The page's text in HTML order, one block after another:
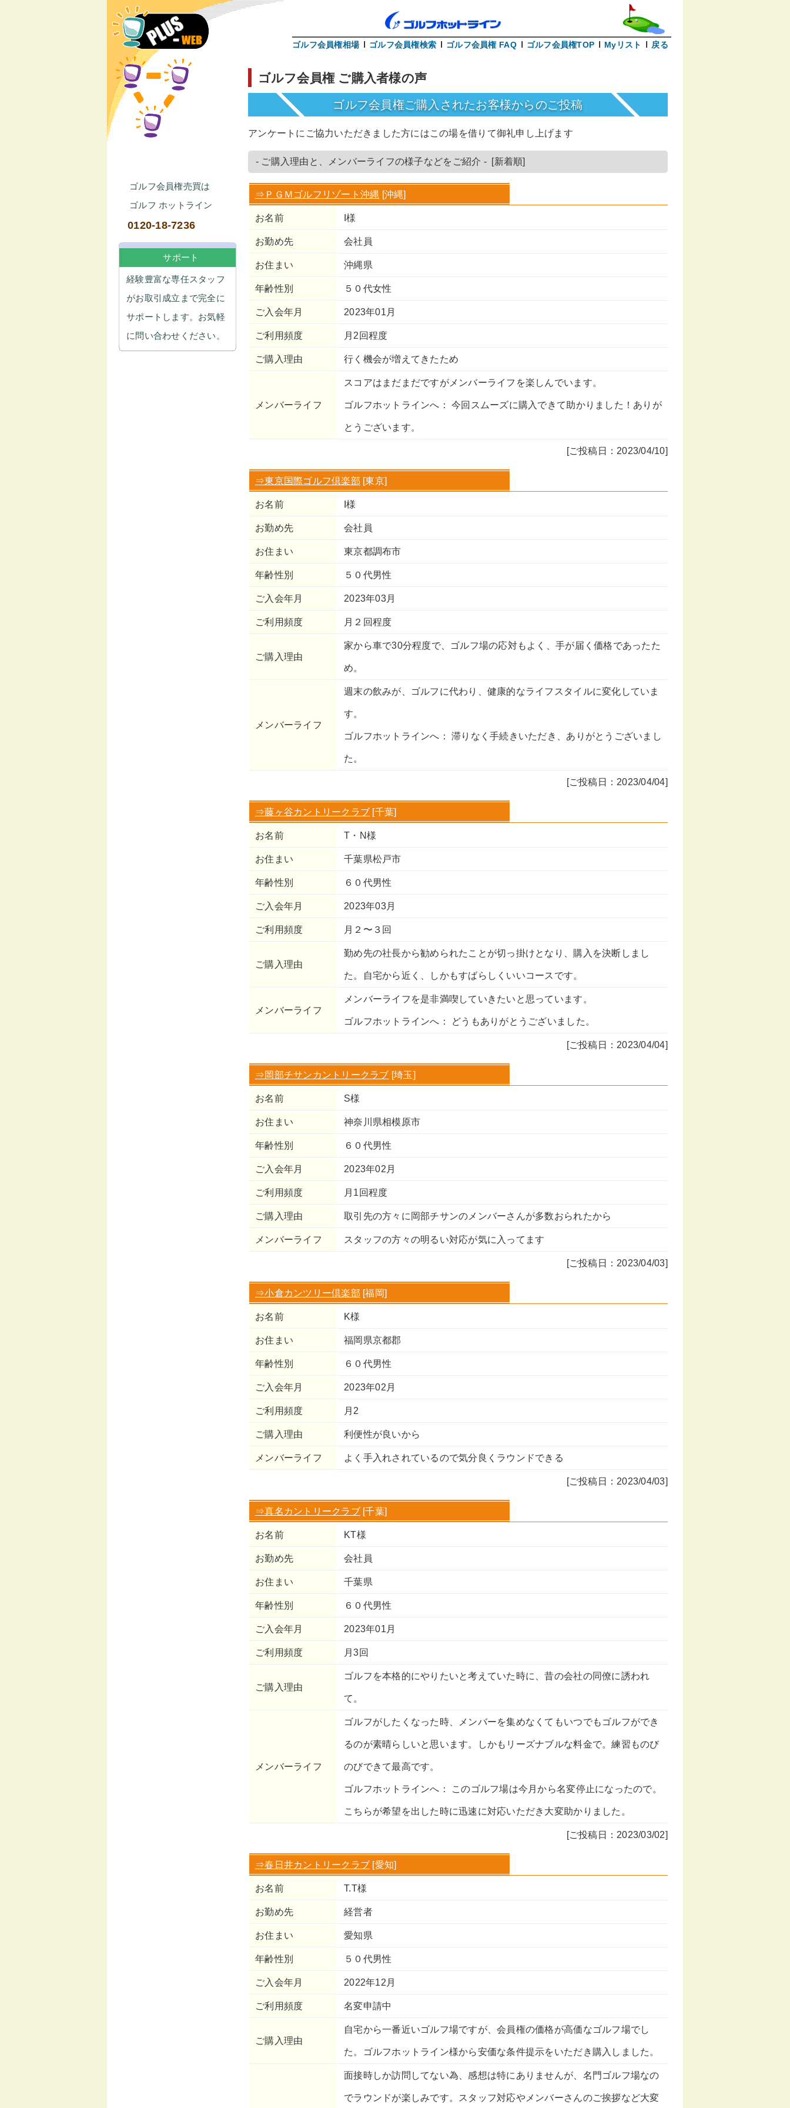
ゴルフ会員権相場 ゴルフ会員権検索 ゴルフ会員権 FAQ ゴルフ会員権TOP Myリスト 戻る
ゴルフ会員権売買は
ゴルフ ホットライン
0120-18-7236
サポート
経験豊富な専任スタッフ
がお取引成立まで完全に
サポートします。お気軽
に問い合わせください。
ゴルフ会員権 ご購入者様の声
ゴルフ会員権ご購入されたお客様からのご投稿
アンケートにご協力いただきました方にはこの場を借りて御礼申し上げます
- ご購入理由と、メンバーライフの様子などをご紹介 - [新着順]
⇒ＰＧＭゴルフリゾート沖縄 [沖縄]
お名前 I様
お勤め先 会社員
お住まい 沖縄県
年齢性別 ５０代女性
ご入会年月 2023年01月
ご利用頻度 月2回程度
ご購入理由 行く機会が増えてきたため
メンバーライフ
スコアはまだまだですがメンバーライフを楽しんでいます。
ゴルフホットラインへ： 今回スムーズに購入できて助かりました！ありが
とうございます。
[ご投稿日：2023/04/10]
⇒東京国際ゴルフ倶楽部 [東京]
お名前 I様
お勤め先 会社員
お住まい 東京都調布市
年齢性別 ５０代男性
ご入会年月 2023年03月
ご利用頻度 月２回程度
ご購入理由
家から車で30分程度で、ゴルフ場の応対もよく、手が届く価格であったた
め。
メンバーライフ
週末の飲みが、ゴルフに代わり、健康的なライフスタイルに変化していま
す。
ゴルフホットラインへ： 滞りなく手続きいただき、ありがとうございまし
た。
[ご投稿日：2023/04/04]
⇒藤ヶ谷カントリークラブ [千葉]
お名前 T・N様
お住まい 千葉県松戸市
年齢性別 ６０代男性
ご入会年月 2023年03月
ご利用頻度 月２〜３回
ご購入理由
勤め先の社長から勧められたことが切っ掛けとなり、購入を決断しまし
た。自宅から近く、しかもすばらしくいいコースです。
メンバーライフ
メンバーライフを是非満喫していきたいと思っています。
ゴルフホットラインへ： どうもありがとうございました。
[ご投稿日：2023/04/04]
⇒岡部チサンカントリークラブ [埼玉]
お名前 S様
お住まい 神奈川県相模原市
年齢性別 ６０代男性
ご入会年月 2023年02月
ご利用頻度 月1回程度
ご購入理由 取引先の方々に岡部チサンのメンバーさんが多数おられたから
メンバーライフ スタッフの方々の明るい対応が気に入ってます
[ご投稿日：2023/04/03]
⇒小倉カンツリー倶楽部 [福岡]
お名前 K様
お住まい 福岡県京都郡
年齢性別 ６０代男性
ご入会年月 2023年02月
ご利用頻度 月2
ご購入理由 利便性が良いから
メンバーライフ よく手入れされているので気分良くラウンドできる
[ご投稿日：2023/04/03]
⇒真名カントリークラブ[千葉]
お名前 KT様
お勤め先 会社員
お住まい 千葉県
年齢性別 ６０代男性
ご入会年月 2023年01月
ご利用頻度 月3回
ご購入理由
ゴルフを本格的にやりたいと考えていた時に、昔の会社の同僚に誘われ
て。
メンバーライフ
ゴルフがしたくなった時、メンバーを集めなくてもいつでもゴルフができ
るのが素晴らしいと思います。しかもリーズナブルな料金で。練習ものび
のびできて最高です。
ゴルフホットラインへ： このゴルフ場は今月から名変停止になったので。
こちらが希望を出した時に迅速に対応いただき大変助かりました。
[ご投稿日：2023/03/02]
⇒春日井カントリークラブ [愛知]
お名前 T.T様
お勤め先 経営者
お住まい 愛知県
年齢性別 ５０代男性
ご入会年月 2022年12月
ご利用頻度 名変申請中
ご購入理由
自宅から一番近いゴルフ場ですが、会員権の価格が高価なゴルフ場でし
た。ゴルフホットライン様から安価な条件提示をいただき購入しました。
面接時しか訪問してない為、感想は特にありませんが、名門ゴルフ場なの
でラウンドが楽しみです。スタッフ対応やメンバーさんのご挨拶など大変